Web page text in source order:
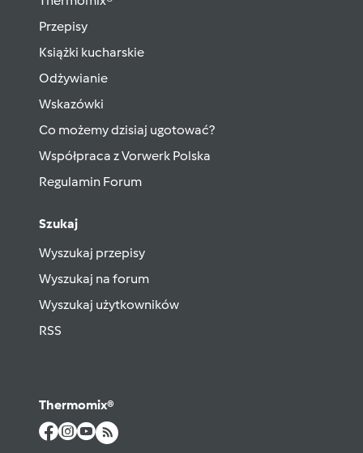
Przepisy
Książki kucharskie
Odżywianie
Wskazówki
Co możemy dzisiaj ugotować?
Współpraca z Vorwerk Polska
Regulamin Forum
Szukaj
Wyszukaj przepisy
Wyszukaj na forum
Wyszukaj użytkowników
RSS
Thermomix®